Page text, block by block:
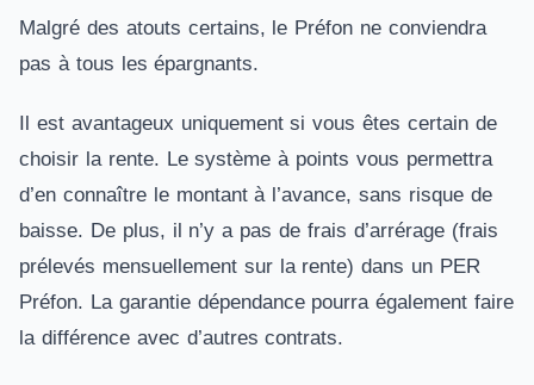
Malgré des atouts certains, le Préfon ne conviendra
pas à tous les épargnants.
Il est avantageux uniquement si vous êtes certain de
choisir la rente. Le système à points vous permettra
d’en connaître le montant à l’avance, sans risque de
baisse. De plus, il n’y a pas de frais d’arrérage (frais
prélevés mensuellement sur la rente) dans un PER
Préfon. La garantie dépendance pourra également faire
la différence avec d’autres contrats.